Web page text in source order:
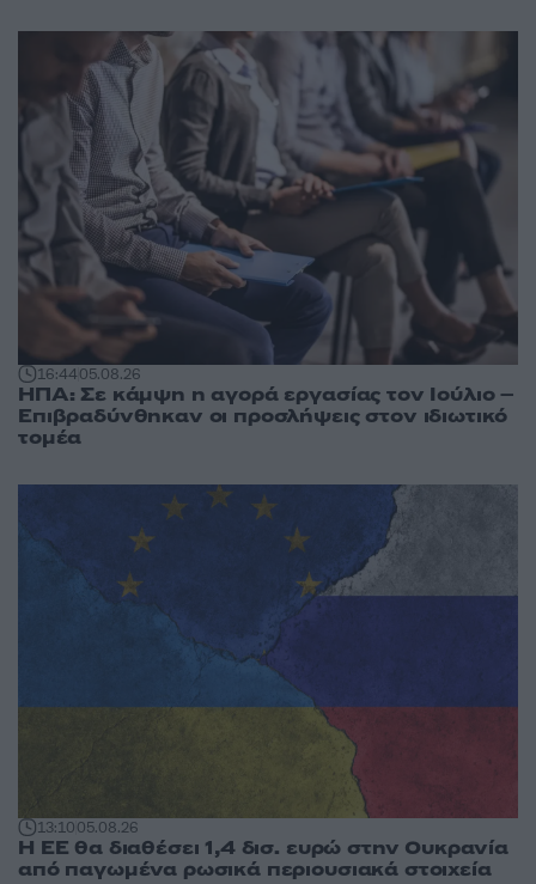
16:4405.08.26
ΗΠΑ: Σε κάμψη η αγορά εργασίας τον Ιούλιο –
Επιβραδύνθηκαν οι προσλήψεις στον ιδιωτικό
τομέα
13:1005.08.26
Η ΕΕ θα διαθέσει 1,4 δισ. ευρώ στην Ουκρανία
από παγωμένα ρωσικά περιουσιακά στοιχεία